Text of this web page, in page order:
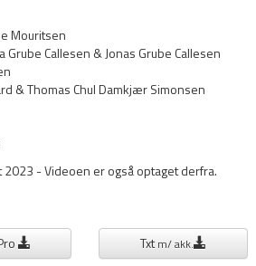
Mouritsen
Callesen & Jonas Grube Callesen
& Thomas Chul Damkjær Simonsen
- Videoen er også optaget derfra.
Txtm/ akk.